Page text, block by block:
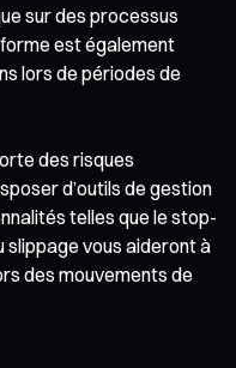
sur des processus
est également
lors de périodes de
des risques
d’outils de gestion
telles que le stop-
vous aideront à
des mouvements de